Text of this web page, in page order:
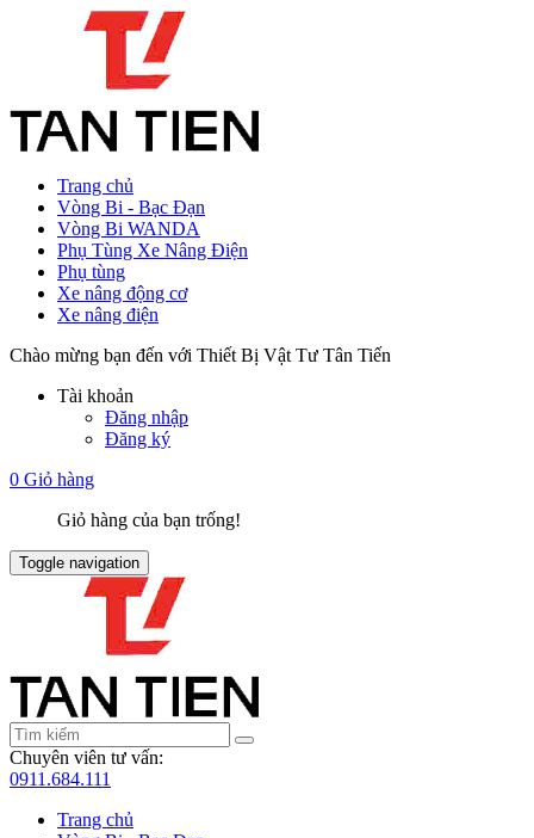
Trang chủ
Vòng Bi - Bạc Đạn
Vòng Bi WANDA
Phụ Tùng Xe Nâng Điện
Phụ tùng
Xe nâng động cơ
Xe nâng điện
Chào mừng bạn đến với Thiết Bị Vật Tư Tân Tiến
Tài khoản
Đăng nhập
Đăng ký
0 Giỏ hàng
Giỏ hàng của bạn trống!
Toggle navigation
Chuyên viên tư vấn:
0911.684.111
Trang chủ